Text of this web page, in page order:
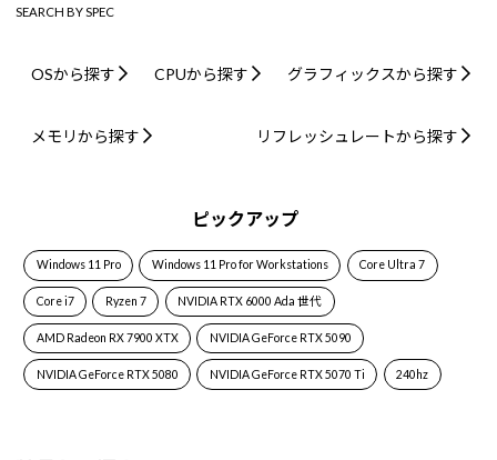
SEARCH BY SPEC
OSから探す CPUから探す グラフィックスから探す
メモリから探す リフレッシュレートから探す
ピックアップ
Windows 11 Pro Windows 11 Pro for Workstations Core Ultra 7
Core i7 Ryzen 7 NVIDIA RTX 6000 Ada 世代
AMD Radeon RX 7900 XTX NVIDIA GeForce RTX 5090
NVIDIA GeForce RTX 5080 NVIDIA GeForce RTX 5070 Ti 240hz